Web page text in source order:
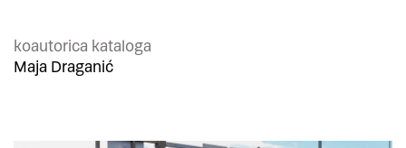
koautorica kataloga
Maja Draganić